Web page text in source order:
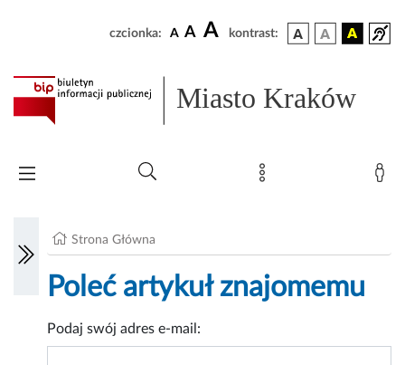
czcionka: A A A kontrast:
Miasto Kraków
Strona Główna
Poleć artykuł znajomemu
Podaj swój adres e-mail: